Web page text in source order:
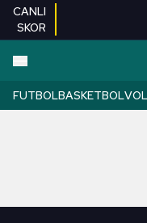
CANLI
SKOR
FUTBOLBASKETBOL